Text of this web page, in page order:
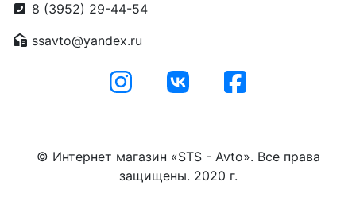
8 (3952) 29-44-54
ssavto@yandex.ru
© Интернет магазин «STS - Avto». Все права
защищены. 2020 г.